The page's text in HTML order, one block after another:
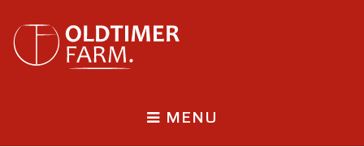
MENU